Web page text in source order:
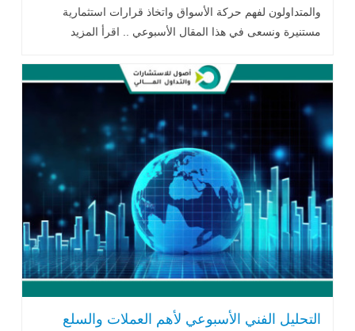
والمتداولون لفهم حركة الأسواق واتخاذ قرارات استثمارية
مستنيرة ونسعى في هذا المقال الأسبوعي .. اقرأ المزيد
التحليل الفني الأسبوعي لأهم العملات والسلع